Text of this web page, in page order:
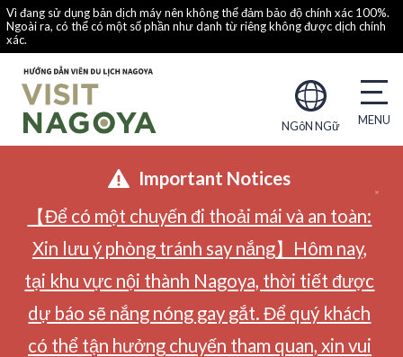
Vì đang sử dụng bản dịch máy nên không thể đảm bảo độ chính xác 100%.
Ngoài ra, có thể có một số phần như danh từ riêng không được dịch chính
xác.
NGôN NGữ
Important Notices
【Để có một chuyến đi thoải mái và an toàn:
Xin lưu ý phòng tránh say nắng】Hôm nay,
tại khu vực nội thành Nagoya, thời tiết được
dự báo sẽ nắng nóng gay gắt. Để quý khách
có thể tận hưởng chuyến tham quan, xin vui